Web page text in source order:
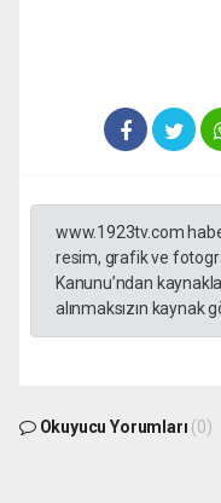
www.1923tv.com
resim, grafik ve
Kanunu’ndan
alınmaksızın kaynak
Okuyucu Yorumları (0)